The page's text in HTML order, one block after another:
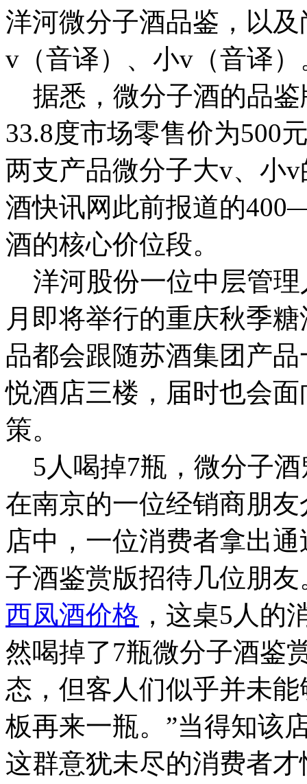
洋河微分子酒品鉴，以
v（音译）、小v（音译）
据悉，微分子酒的品鉴
33.8度市场零售价为500
两支产品微分子大v、小
酒快讯网此前报道的
酒的核心价位段。
洋河股份一位中层管理
月即将举行的重庆秋季
品都会跟随苏酒集团产
悦酒店三楼，届时也会
策。
5人喝掉7瓶，微分子
在南京的一位经销商朋
店中，一位消费者拿出
子酒鉴赏版招待几位朋
西凤酒价格 ，这桌5人的
然喝掉了7瓶微分子酒鉴
态，但客人们似乎并未
板再来一瓶。”当得知该
这群意犹未尽的消费者